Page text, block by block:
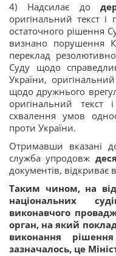
4) Надсилає до
оригінальний текст і
остаточного рішення
визнано порушення
переклад
Суду щодо
України,
щодо дружнього
оригінальний
схвалення умов
проти України.
Отримавши вказані
служба упродовж
документів,
Таким чином, на
національних
виконавчого
орган, на який
виконання
зазначалось, це